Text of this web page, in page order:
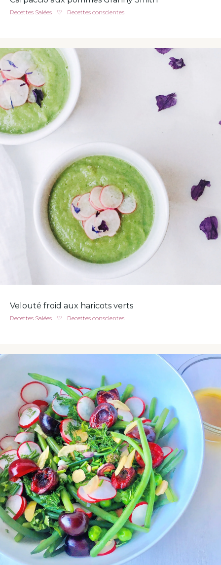
Recettes Salées ♡ Recettes conscientes
Velouté froid aux haricots verts
Recettes Salées ♡ Recettes conscientes